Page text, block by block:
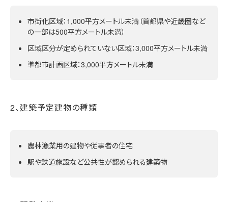
市街化区域：1,000平方メートル未満（首都県や近畿圏など
の一部は500平方メートル未満）
区域区分が定められていない区域：3,000平方メートル未満
準都市計画区域：3,000平方メートル未満
2、建築予定建物の種類
農林漁業用の建物や従事者の住宅
駅や鉄道施設など公共性が認められる建築物